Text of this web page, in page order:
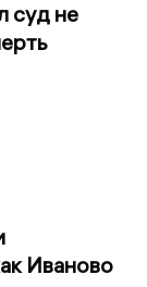
суд не
Иваново